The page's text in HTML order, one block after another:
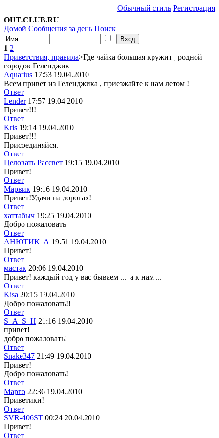
Обычный стиль Регистрация
OUT-CLUB.RU
Домой Сообщения за день Поиск
1 2
Приветствия, правила>Где чайка большая кружит , родной
городок Геленджик
Aquarius 17:53 19.04.2010
Всем привет из Геленджика , приезжайте к нам летом !
Ответ
Lender17:57 19.04.2010
Привет!!!
Ответ
Kris 19:14 19.04.2010
Привет!!!
Присоединяйся.
Ответ
Целовать Рассвет 19:15 19.04.2010
Привет!
Ответ
Марвик 19:16 19.04.2010
Привет!Удачи на дорогах!
Ответ
хаттабыч 19:25 19.04.2010
Добро пожаловать
Ответ
АНЮТИК_А 19:51 19.04.2010
Привет!
Ответ
мастак 20:06 19.04.2010
Привет! каждый год у вас бываем ... а к нам ...
Ответ
Kisa 20:15 19.04.2010
Добро пожаловать!!
Ответ
S_A_S_H 21:16 19.04.2010
привет!
добро пожаловать!
Ответ
Snake347 21:49 19.04.2010
Привет!
Добро пожаловать!
Ответ
Марго 22:36 19.04.2010
Приветики!
Ответ
SVR-406ST 00:24 20.04.2010
Привет!
Ответ